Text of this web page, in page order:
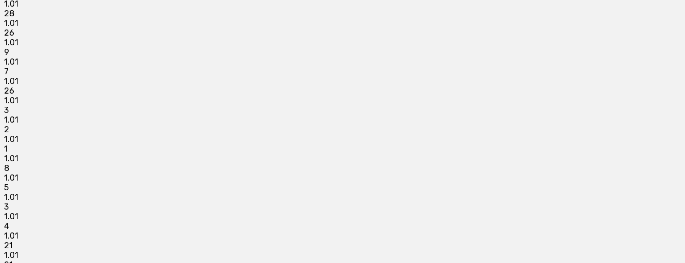
1.01
28
1.01
26
1.01
9
1.01
7
1.01
26
1.01
3
1.01
2
1.01
1
1.01
8
1.01
5
1.01
3
1.01
4
1.01
21
1.01